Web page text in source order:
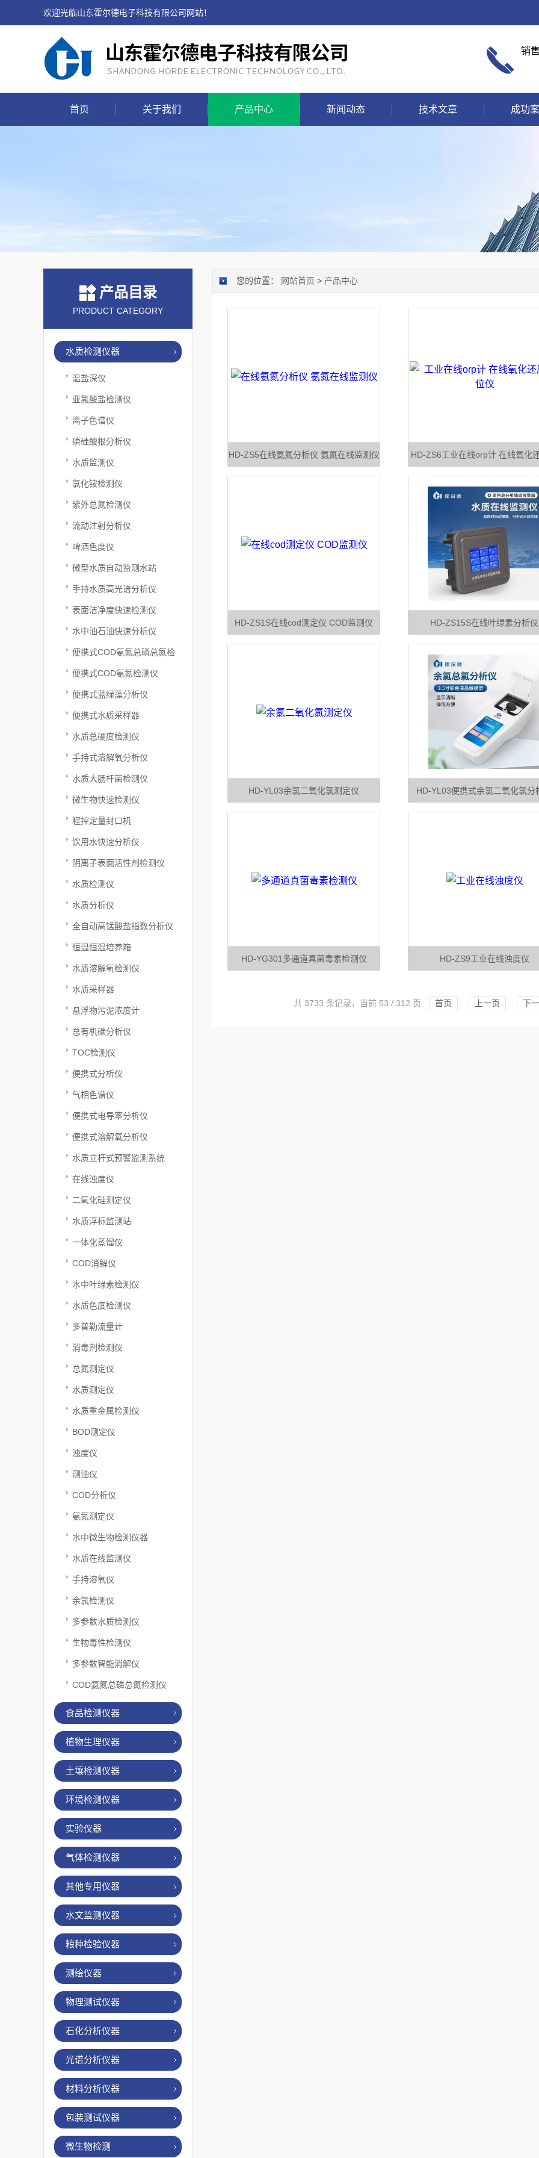
欢迎光临山东霍尔德电子科技有限公司网站！
销
首页 关于我们 产品中心 新闻动态 技术文章 成功
产品目录
PRODUCT CATEGORY
水质检测仪器
温盐深仪
亚氯酸盐检测仪
离子色谱仪
磷硅酸根分析仪
水质监测仪
氯化铵检测仪
紫外总氮检测仪
流动注射分析仪
啤酒色度仪
微型水质自动监测水站
手持水质高光谱分析仪
表面洁净度快速检测仪
水中油石油快速分析仪
便携式COD氨氮总磷总氮检
测仪
便携式COD氨氮检测仪
便携式蓝绿藻分析仪
便携式水质采样器
水质总硬度检测仪
手持式溶解氧分析仪
水质大肠杆菌检测仪
微生物快速检测仪
程控定量封口机
饮用水快速分析仪
阴离子表面活性剂检测仪
水质检测仪
水质分析仪
全自动高锰酸盐指数分析仪
恒温恒湿培养箱
水质溶解氧检测仪
水质采样器
悬浮物污泥浓度计
总有机碳分析仪
TOC检测仪
便携式分析仪
气相色谱仪
便携式电导率分析仪
便携式溶解氧分析仪
水质立杆式预警监测系统
在线浊度仪
二氧化硅测定仪
水质浮标监测站
一体化蒸馏仪
COD消解仪
水中叶绿素检测仪
水质色度检测仪
多普勒流量计
消毒剂检测仪
总氮测定仪
水质测定仪
水质重金属检测仪
BOD测定仪
浊度仪
测油仪
COD分析仪
氨氮测定仪
水中微生物检测仪器
水质在线监测仪
手持溶氧仪
余氯检测仪
多参数水质检测仪
生物毒性检测仪
多参数智能消解仪
COD氨氮总磷总氮检测仪
食品检测仪器
植物生理仪器
土壤检测仪器
环境检测仪器
实验仪器
气体检测仪器
其他专用仪器
水文监测仪器
粮种检验仪器
测绘仪器
物理测试仪器
石化分析仪器
光谱分析仪器
材料分析仪器
包装测试仪器
微生物检测
您的位置： 网站首页 > 产品中心
HD-ZS5在线氨氮分析仪 氨氮在线监测仪 HD-ZS6工业在线orp计 在线氧化
位仪
HD-ZS1S在线cod测定仪 COD监测仪 HD-ZS15S在线叶绿素分析仪
HD-YL03余氯二氧化氯测定仪 HD-YL03便携式余氯二氧化氯分
HD-YG301多通道真菌毒素检测仪 HD-ZS9工业在线浊度仪
共 3733 条记录，当前 53 / 312 页 首页 上一页 下